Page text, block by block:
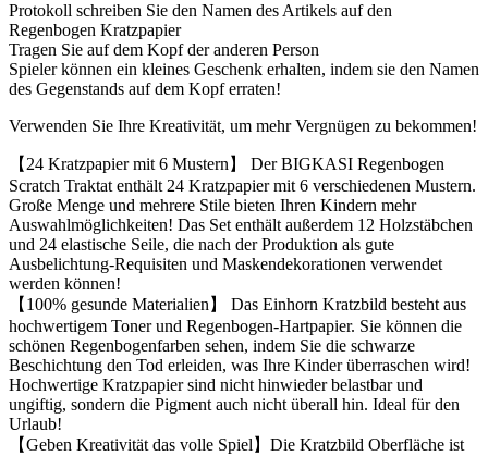
Protokoll schreiben Sie den Namen des Artikels auf den
Regenbogen Kratzpapier
Tragen Sie auf dem Kopf der anderen Person
Spieler können ein kleines Geschenk erhalten, indem sie den Namen
des Gegenstands auf dem Kopf erraten!
Verwenden Sie Ihre Kreativität, um mehr Vergnügen zu bekommen!
【24 Kratzpapier mit 6 Mustern】 Der BIGKASI Regenbogen
Scratch Traktat enthält 24 Kratzpapier mit 6 verschiedenen Mustern.
Große Menge und mehrere Stile bieten Ihren Kindern mehr
Auswahlmöglichkeiten! Das Set enthält außerdem 12 Holzstäbchen
und 24 elastische Seile, die nach der Produktion als gute
Ausbelichtung-Requisiten und Maskendekorationen verwendet
werden können!
【100% gesunde Materialien】 Das Einhorn Kratzbild besteht aus
hochwertigem Toner und Regenbogen-Hartpapier. Sie können die
schönen Regenbogenfarben sehen, indem Sie die schwarze
Beschichtung den Tod erleiden, was Ihre Kinder überraschen wird!
Hochwertige Kratzpapier sind nicht hinwieder belastbar und
ungiftig, sondern die Pigment auch nicht überall hin. Ideal für den
Urlaub!
【Geben Kreativität das volle Spiel】Die Kratzbild Oberfläche ist